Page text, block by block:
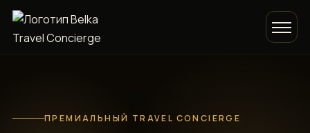
ПРЕМИАЛЬНЫЙ TRAVEL CONCIERGE